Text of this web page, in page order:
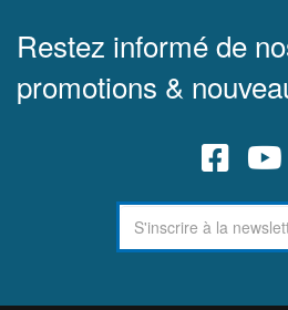
Restez informé de
promotions &